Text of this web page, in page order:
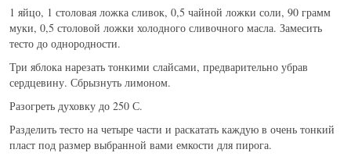
НАПИТКИ
ДЕСЕРТЫ
РАЗНОЕ
1 яйцо, 1 столовая ложка сливок, 0,5 чайной ложки соли, 90 грамм
муки, 0,5 столовой ложки холодного сливочного масла. Замесить
тесто до однородности.
Три яблока нарезать тонкими слайсами, предварительно убрав
сердцевину. Сбрызнуть лимоном.
Разогреть духовку до 250 С.
Разделить тесто на четыре части и раскатать каждую в очень тонкий
пласт под размер выбранной вами емкости для пирога.